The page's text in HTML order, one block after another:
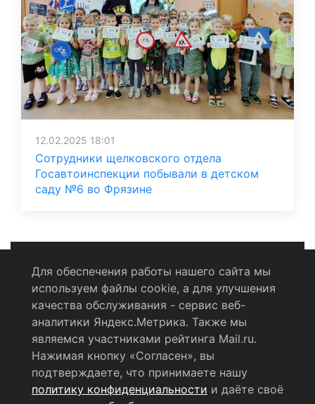
12.02.2025 18:01
Сотрудники щелковского отдела
Госавтоинспекции побывали в детском
саду №6 во Фрязине
Политика конфиденциальности
Согласие на обработку персональных данных
RSS-лента
Для обеспечения работы нашего сайта мы
используем файлы cookie, а для улучшения
качества обслуживания - сервис веб-
аналитики Яндекс.Метрика. Также мы
являемся участниками рейтинга Mail.ru.
Нажимая кнопку «Согласен», вы
подтверждаете, что принимаете нашу
политику конфиденциальности и даёте своё